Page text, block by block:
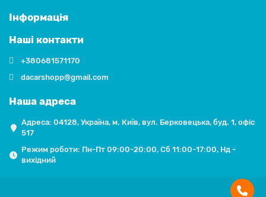
Інформація
Наші контакти
+380681571170
dacarshopp@gmail.com
Наша адреса
Адреса: 04128, Україна, м. Київ, вул. Берковецька, буд. 1, офіс
517
Режим роботи: Пн-Пт 09:00-20:00, Сб 11:00-17:00, Нд -
вихідний